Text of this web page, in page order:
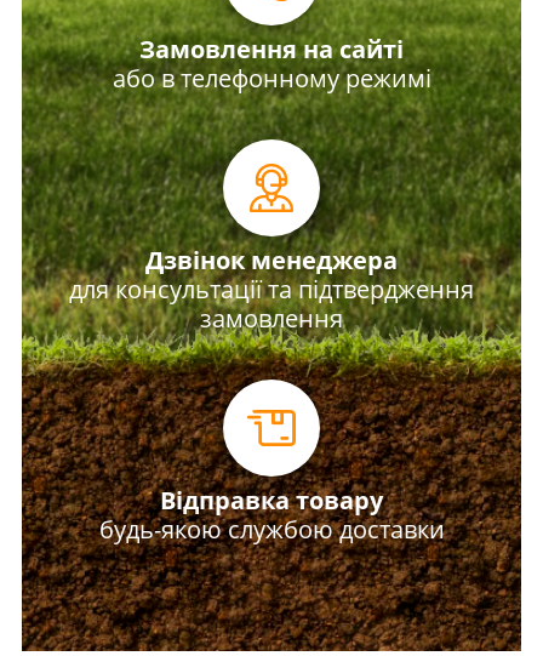
Замовлення на сайті
або в телефонному режимі
Дзвінок менеджера
для консультації та підтвердження
замовлення
Відправка товару
будь-якою службою доставки